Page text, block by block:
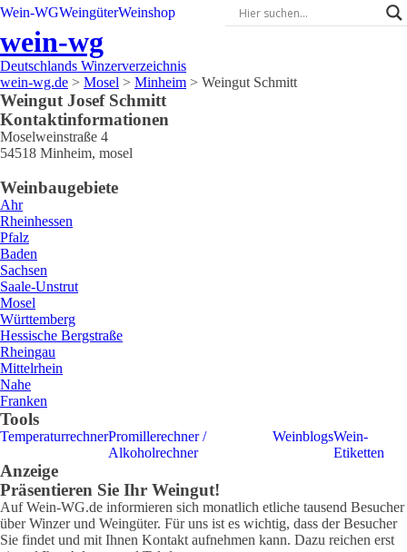
Wein-WGWeingüterWeinshop
wein-wg
Deutschlands Winzerverzeichnis
wein-wg.de > Mosel > Minheim > Weingut Schmitt
Weingut Josef Schmitt
Kontaktinformationen
Moselweinstraße 4
54518 Minheim, mosel
Weinbaugebiete
Ahr
Rheinhessen
Pfalz
Baden
Sachsen
Saale-Unstrut
Mosel
Württemberg
Hessische Bergstraße
Rheingau
Mittelrhein
Nahe
Franken
Tools
TemperaturrechnerPromillerechner /
Alkoholrechner
WeinblogsWein-
Etiketten
Anzeige
Präsentieren Sie Ihr Weingut!
Auf Wein-WG.de informieren sich monatlich etliche tausend Besucher
über Winzer und Weingüter. Für uns ist es wichtig, dass der Besucher
Sie findet und mit Ihnen Kontakt aufnehmen kann. Dazu reichen erst